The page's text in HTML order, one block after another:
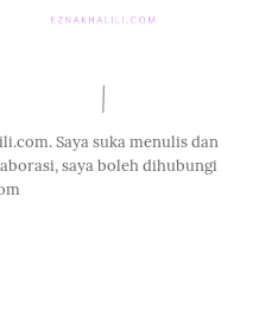
Saya suka menulis dan
saya boleh dihubungi